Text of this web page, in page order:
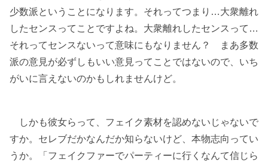
少数派ということになります。それってつまり…大衆離れ
したセンスってことですよね。大衆離れしたセンスって…
それってセンスないって意味にもなりません？ まあ多数
派の意見が必ずしもいい意見ってことではないので、いち
がいに言えないのかもしれませんけど。
しかも彼女らって、フェイク素材を認めないじゃないで
すか。セレブだかなんだか知らないけど、本物志向ってい
うか。「フェイクファーでパーティーに行くなんて信じら